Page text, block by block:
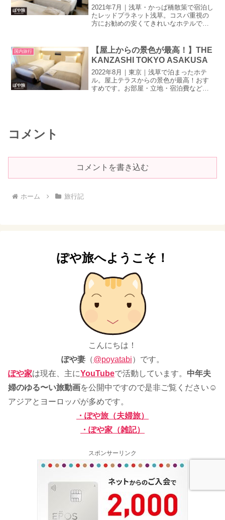
2021年7月｜浅草・かっぱ橋散策で宿泊し
たレッドプラネット浅草。コスパ重視の
方にお勧めの安くてきれいなホテルで
国内旅行
【屋上からの景色が最高！】THE
KANZASHI TOKYO ASAKUSA
2022年8月｜東京｜浅草で泊まったホテ
ル。屋上テラスからの景色が最高！おす
すめです。お部屋・立地・宿泊費など。
コメント
コメントを書き込む
ホーム 旅行記
ぽや旅へようこそ！
こんにちは！
ぽや妻（@poyatabi）です。
ぽや家は現在、主にYouTubeで活動しています。 中年夫
婦のゆる〜い旅動画を公開中ですので是非ご覧ください☺
アジアとヨーロッパが多めです。
・ぽや旅（夫婦旅）
・ぽや家（雑記）
スポンサーリンク